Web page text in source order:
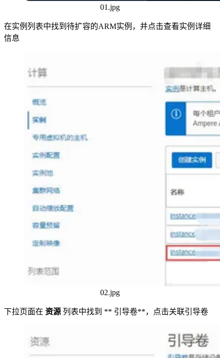
01.jpg
在实例列表中找到待扩容的ARM实例，并点击查看实例详细
信息
02.jpg
下拉页面在 资源 列表中找到 ** 引导卷**，点击关联引导卷